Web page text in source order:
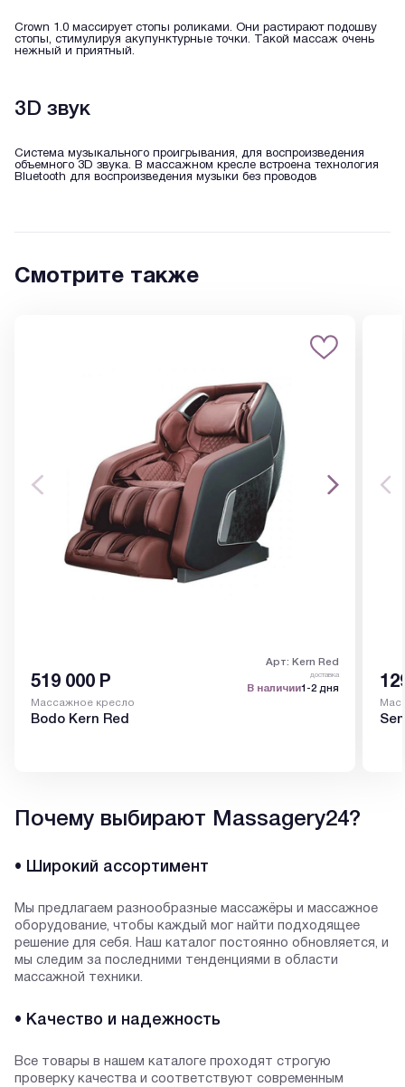
Crown 1.0 массирует стопы роликами. Они растирают подошву
стопы, стимулируя акупунктурные точки. Такой массаж очень
нежный и приятный.
3D звук
Система музыкального проигрывания, для воспроизведения
объемного 3D звука. В массажном кресле встроена технология
Bluetooth для воспроизведения музыки без проводов
Смотрите также
Арт: Kern Red
519 000 Р доставка
В наличии1-2 дня
Массажное кресло
Bodo Kern Red
Почему выбирают Massagery24?
• Широкий ассортимент
Мы предлагаем разнообразные массажёры и массажное
оборудование, чтобы каждый мог найти подходящее
решение для себя. Наш каталог постоянно обновляется, и
мы следим за последними тенденциями в области
массажной техники.
• Качество и надежность
Все товары в нашем каталоге проходят строгую
проверку качества и соответствуют современным